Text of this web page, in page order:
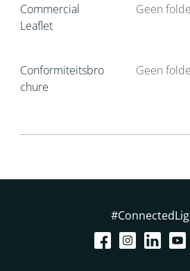
Commercial
Leaflet
Geen
Conformiteitsbro
chure
Geen